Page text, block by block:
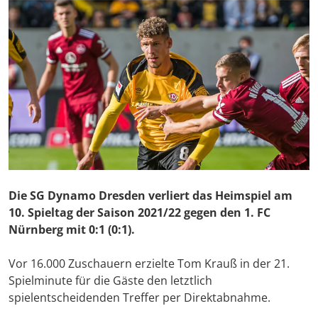
Die SG Dynamo Dresden verliert das Heimspiel am
10. Spieltag der Saison 2021/22 gegen den 1. FC
Nürnberg mit 0:1 (0:1).
Vor 16.000 Zuschauern erzielte Tom Krauß in der 21.
Spielminute für die Gäste den letztlich
spielentscheidenden Treffer per Direktabnahme.